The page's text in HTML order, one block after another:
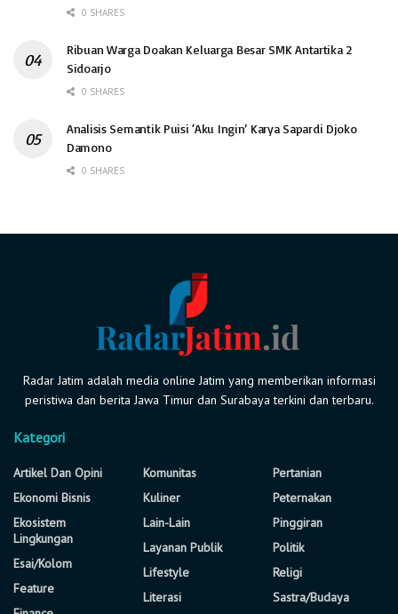
0 SHARES
Ribuan Warga Doakan Keluarga Besar SMK Antartika 2
Sidoarjo
0 SHARES
Analisis Semantik Puisi ‘Aku Ingin’ Karya Sapardi Djoko
Damono
0 SHARES
Radar Jatim adalah media online Jatim yang memberikan informasi
peristiwa dan berita Jawa Timur dan Surabaya terkini dan terbaru.
Kategori
Artikel Dan Opini
Ekonomi Bisnis
Ekosistem
Lingkungan
Esai/Kolom
Feature
Komunitas
Kuliner
Lain-Lain
Layanan Publik
Lifestyle
Literasi
Pertanian
Peternakan
Pinggiran
Politik
Religi
Sastra/Budaya